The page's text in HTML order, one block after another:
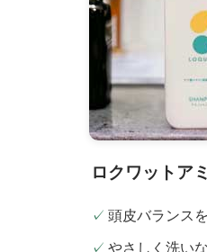
ロクワットア
頭皮バランス
やさしく洗い